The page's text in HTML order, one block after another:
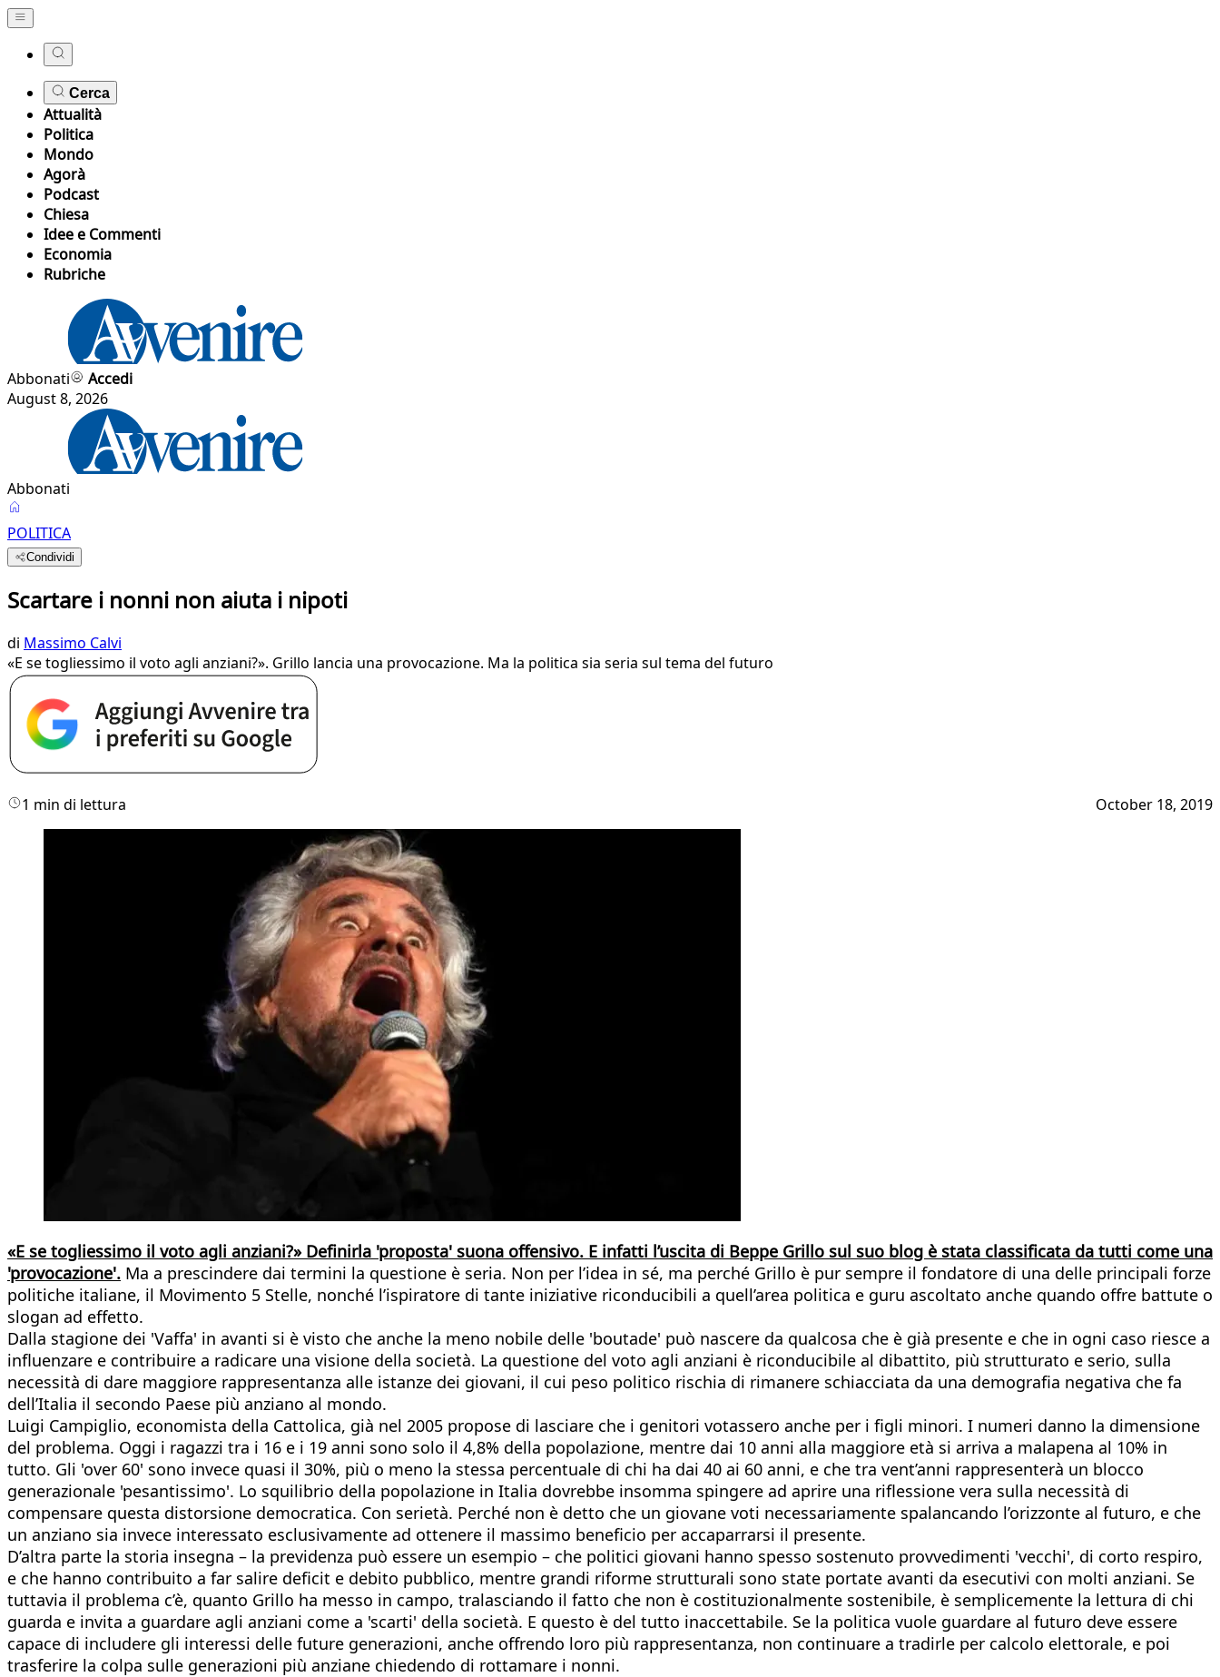
Cerca
Attualità
Politica
Mondo
Agorà
Podcast
Chiesa
Idee e Commenti
Economia
Rubriche
Abbonati
Accedi
August 8, 2026
Abbonati
POLITICA
Condividi
Scartare i nonni non aiuta i nipoti
di Massimo Calvi
«E se togliessimo il voto agli anziani?». Grillo lancia una provocazione. Ma la politica sia seria sul tema del futuro
1 min di lettura October 18, 2019
«E se togliessimo il voto agli anziani?» Definirla 'proposta' suona offensivo. E infatti l’uscita di Beppe Grillo sul suo blog è stata classificata da tutti come una
'provocazione'. Ma a prescindere dai termini la questione è seria. Non per l’idea in sé, ma perché Grillo è pur sempre il fondatore di una delle principali forze
politiche italiane, il Movimento 5 Stelle, nonché l’ispiratore di tante iniziative riconducibili a quell’area politica e guru ascoltato anche quando offre battute o
slogan ad effetto.
Dalla stagione dei 'Vaffa' in avanti si è visto che anche la meno nobile delle 'boutade' può nascere da qualcosa che è già presente e che in ogni caso riesce a
influenzare e contribuire a radicare una visione della società. La questione del voto agli anziani è riconducibile al dibattito, più strutturato e serio, sulla
necessità di dare maggiore rappresentanza alle istanze dei giovani, il cui peso politico rischia di rimanere schiacciata da una demografia negativa che fa
dell’Italia il secondo Paese più anziano al mondo.
Luigi Campiglio, economista della Cattolica, già nel 2005 propose di lasciare che i genitori votassero anche per i figli minori. I numeri danno la dimensione
del problema. Oggi i ragazzi tra i 16 e i 19 anni sono solo il 4,8% della popolazione, mentre dai 10 anni alla maggiore età si arriva a malapena al 10% in
tutto. Gli 'over 60' sono invece quasi il 30%, più o meno la stessa percentuale di chi ha dai 40 ai 60 anni, e che tra vent’anni rappresenterà un blocco
generazionale 'pesantissimo'. Lo squilibrio della popolazione in Italia dovrebbe insomma spingere ad aprire una riflessione vera sulla necessità di
compensare questa distorsione democratica. Con serietà. Perché non è detto che un giovane voti necessariamente spalancando l’orizzonte al futuro, e che
un anziano sia invece interessato esclusivamente ad ottenere il massimo beneficio per accaparrarsi il presente.
D’altra parte la storia insegna – la previdenza può essere un esempio – che politici giovani hanno spesso sostenuto provvedimenti 'vecchi', di corto respiro,
e che hanno contribuito a far salire deficit e debito pubblico, mentre grandi riforme strutturali sono state portate avanti da esecutivi con molti anziani. Se
tuttavia il problema c’è, quanto Grillo ha messo in campo, tralasciando il fatto che non è costituzionalmente sostenibile, è semplicemente la lettura di chi
guarda e invita a guardare agli anziani come a 'scarti' della società. E questo è del tutto inaccettabile. Se la politica vuole guardare al futuro deve essere
capace di includere gli interessi delle future generazioni, anche offrendo loro più rappresentanza, non continuare a tradirle per calcolo elettorale, e poi
trasferire la colpa sulle generazioni più anziane chiedendo di rottamare i nonni.